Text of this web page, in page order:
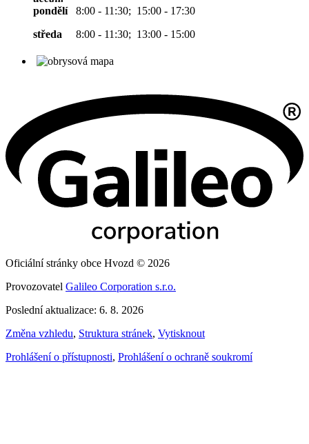
pondělí 8:00 - 11:30; 15:00 - 17:30
středa 8:00 - 11:30; 13:00 - 15:00
Oficiální stránky obce Hvozd © 2026
Provozovatel Galileo Corporation s.r.o.
Poslední aktualizace: 6. 8. 2026
Změna vzhledu, Struktura stránek, Vytisknout
Prohlášení o přístupnosti, Prohlášení o ochraně soukromí